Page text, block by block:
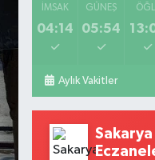
İMSAK
04:14
GÜNEŞ
05:54
Aylık Vakitler